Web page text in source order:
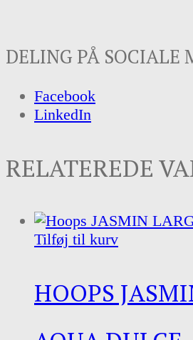
DELING PÅ SOCIALE
Facebook
LinkedIn
RELATEREDE
Tilføj til kurv
HOOPS